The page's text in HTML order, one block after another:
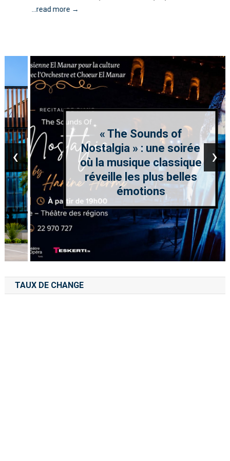
...read more →
« The Sounds of
Nostalgia » : une soirée
où la musique classique
réveille les plus belles
émotions
‹ ›
TAUX DE CHANGE